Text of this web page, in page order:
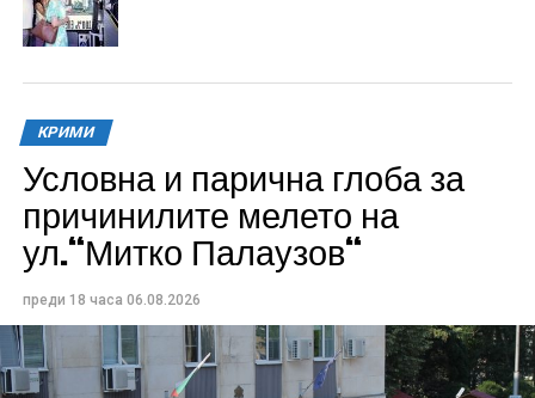
КРИМИ
Условна и парична глоба за
причинилите мелето на
ул.“Митко Палаузов“
преди 18 часа 06.08.2026